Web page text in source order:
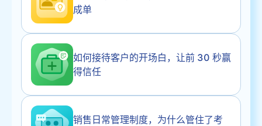
成单
如何接待客户的开场白，让前 30 秒赢
得信任
销售日常管理制度，为什么管住了考